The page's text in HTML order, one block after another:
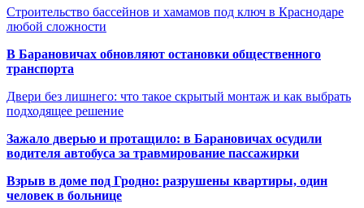
Строительство бассейнов и хамамов под ключ в Краснодаре
любой сложности
В Барановичах обновляют остановки общественного
транспорта
Двери без лишнего: что такое скрытый монтаж и как выбрать
подходящее решение
Зажало дверью и протащило: в Барановичах осудили
водителя автобуса за травмирование пассажирки
Взрыв в доме под Гродно: разрушены квартиры, один
человек в больнице